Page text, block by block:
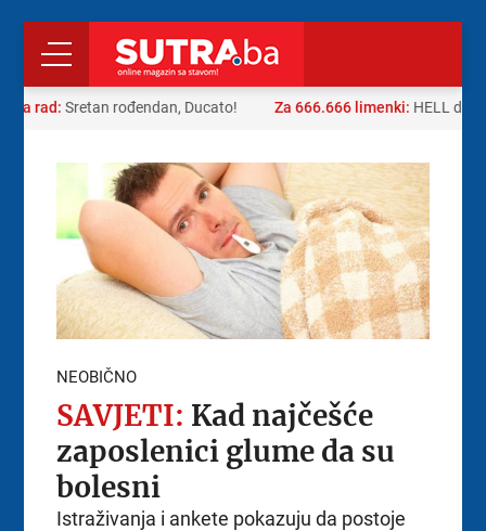
za rad:Sretan rođendan, Ducato! Za 666.666 limenki:HELL dao
NEOBIČNO
SAVJETI: Kad najčešće
zaposlenici glume da su
bolesni
Istraživanja i ankete pokazuju da postoje